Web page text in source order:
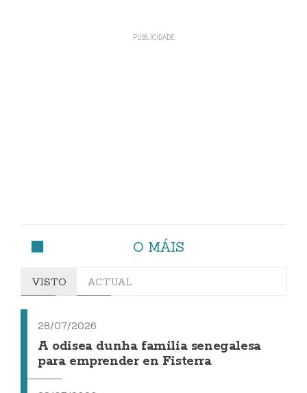
O MÁIS
VISTO ACTUAL
28/07/2026
A odisea dunha familia senegalesa
para emprender en Fisterra